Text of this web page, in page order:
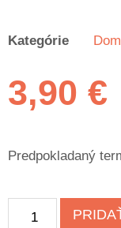
Kategórie
3,90 €
Predpokladaný